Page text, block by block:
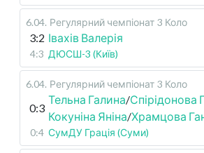
6.04. Регулярний чемпіонат 3 Коло
3:2 Івахів Валерія
4:3 ДЮСШ-3 (Київ)
6.04. Регулярний чемпіонат 3 Коло
0:3
Тельна Галина/Спірідонова
Кокуніна Яніна/Храмцова
0:4 СумДУ Грація (Суми)